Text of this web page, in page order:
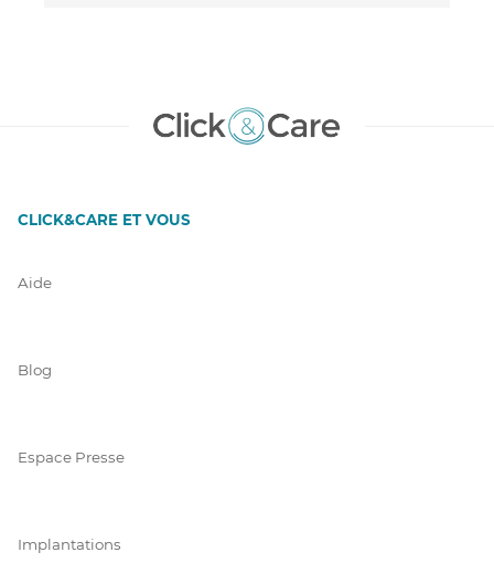
CLICK&CARE ET VOUS
Aide
Blog
Espace Presse
Implantations